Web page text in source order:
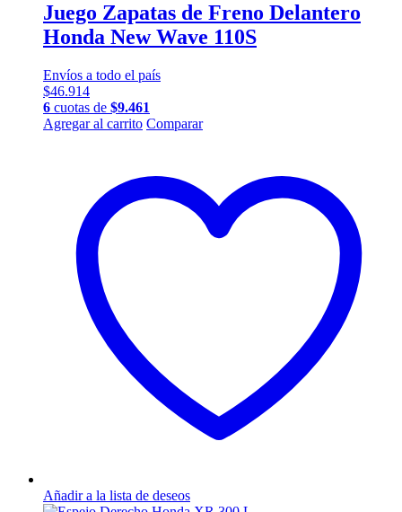
Juego Zapatas de Freno Delantero
Honda New Wave 110S
Envíos a todo el país
$46.914
6 cuotas de $9.461
Agregar al carrito Comparar
Añadir a la lista de deseos